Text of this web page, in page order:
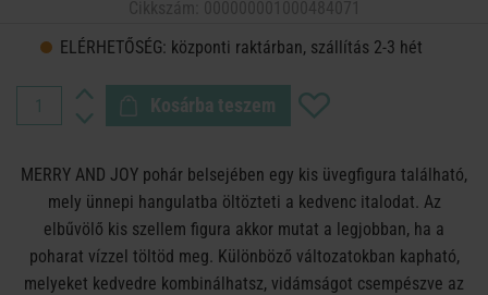
ELÉRHETŐSÉG: központi raktárban, szállítás 2-3 hét
Kosárba teszem
MERRY AND JOY pohár belsejében egy kis üvegfigura található,
mely ünnepi hangulatba öltözteti a kedvenc italodat. Az
elbűvölő kis szellem figura akkor mutat a legjobban, ha a
poharat vízzel töltöd meg. Különböző változatokban kapható,
melyeket kedvedre kombinálhatsz, vidámságot csempészve az